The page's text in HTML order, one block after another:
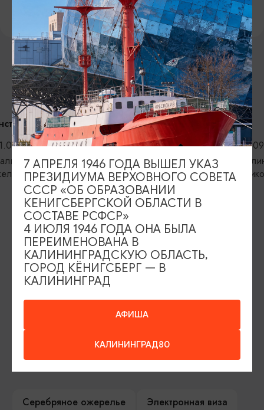
ВОЗМОЖНО ВАС ЗАИНТЕРЕСУЕТ
ВЫСТАВКИ
Прикосновение
06.08.2026 - 05.09.2026
Калининград, Калининградский
областной историко-художественный
музей
КОНЦЕРТЫ
Открытие
филармонии
06.09.2026,
ИЩИТЕ ТАКЖЕ НА НАШЕМ САЙТЕ
Серебряное ожерелье
Электронная виза
АФИША
КАЛИНИНГРАД80
7 АПРЕЛЯ 1946 ГОДА ВЫШЕЛ УКАЗ
ПРЕЗИДИУМА ВЕРХОВНОГО СОВЕТА
СССР «ОБ ОБРАЗОВАНИИ
КЕНИГСБЕРГСКОЙ ОБЛАСТИ В
СОСТАВЕ РСФСР»
4 ИЮЛЯ 1946 ГОДА ОНА БЫЛА
ПЕРЕИМЕНОВАНА В
КАЛИНИНГРАДСКУЮ ОБЛАСТЬ,
ГОРОД КЁНИГСБЕРГ — В
КАЛИНИНГРАД